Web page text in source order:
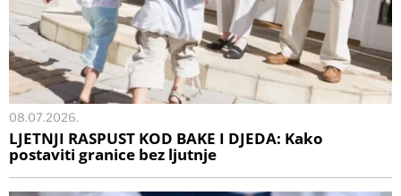
08.07.2026.
LJETNJI RASPUST KOD BAKE I DJEDA: Kako
postaviti granice bez ljutnje